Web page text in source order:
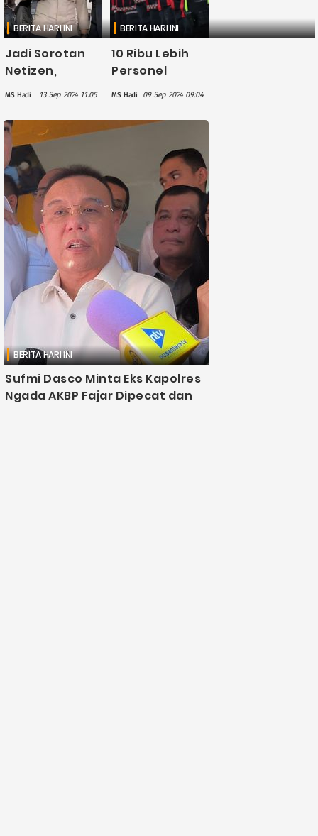
BERITA HARI INI
Jadi Sorotan
Netizen,
Bharada E
Unggah Foto
Kembali
Bertugas usai
Bebas
Bersyarat
MS Hadi 13 Sep 2024 11:05
BERITA HARI INI
10 Ribu Lebih
Personel
Gabungan
Dikerahkan
Kawal PON XXI
dan Sumut
MS Hadi 09 Sep 2024 09:04
BERITA HARI INI
Sufmi Dasco Minta Eks Kapolres
Ngada AKBP Fajar Dipecat dan